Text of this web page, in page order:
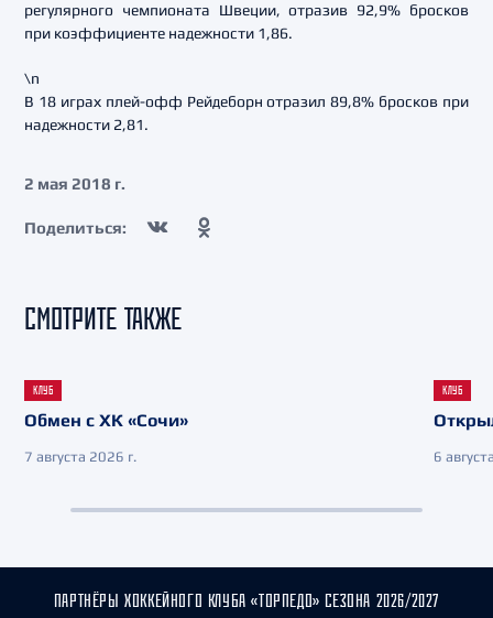
регулярного чемпионата Швеции, отразив 92,9% бросков
при коэффициенте надежности 1,86.
\n
В 18 играх плей-офф Рейдеборн отразил 89,8% бросков при
надежности 2,81.
2 мая 2018 г.
Поделиться:
СМОТРИТЕ ТАКЖЕ
КЛУБ
Обмен с ХК «Сочи»
7 августа 2026 г.
КЛУБ
6
ПАРТНЁРЫ ХОККЕЙНОГО КЛУБА «ТОРПЕДО» СЕЗОНА 2026/2027